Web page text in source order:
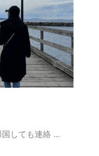
しても連絡 ...